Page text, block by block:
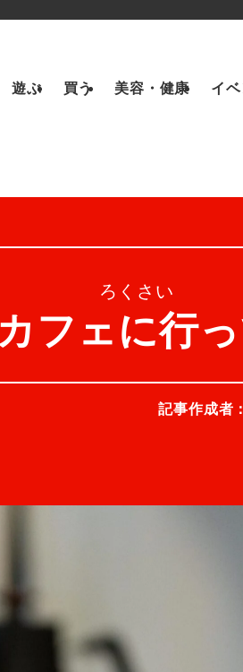
遊ぶ 買う 美容・健康 イ
ろくさい
フェに行
記事作成者：